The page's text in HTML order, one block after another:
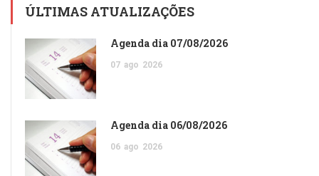
ÚLTIMAS ATUALIZAÇÕES
Agenda dia 07/08/2026
07 ago 2026
Agenda dia 06/08/2026
06 ago 2026